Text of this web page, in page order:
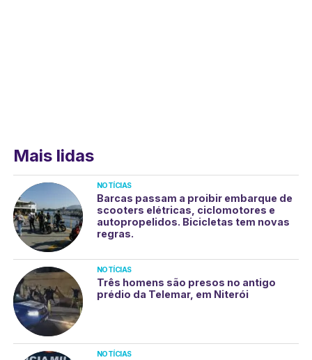
Mais lidas
NOTÍCIAS
Barcas passam a proibir embarque de
scooters elétricas, ciclomotores e
autopropelidos. Bicicletas tem novas
regras.
NOTÍCIAS
Três homens são presos no antigo
prédio da Telemar, em Niterói
NOTÍCIAS